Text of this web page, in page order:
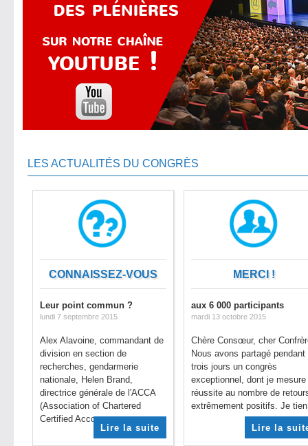
LES ACTUALITÉS DU CONGRÈS
CONNAISSEZ-VOUS
Leur point commun ?
lundi 7 septembre 2015
Alex Alavoine, commandant de
division en section de
recherches, gendarmerie
nationale, Helen Brand,
directrice générale de l'ACCA
(Association of Chartered
Certified Accou...
Lire la suite
MERCI !
aux 6 000 participants
mardi 13 octobre 2015
Chère Consœur, cher
Nous avons partagé pendant
trois jours un congrès
exceptionnel, dont je mesure
réussite au nombre de
extrêmement positifs. Je
Lire la